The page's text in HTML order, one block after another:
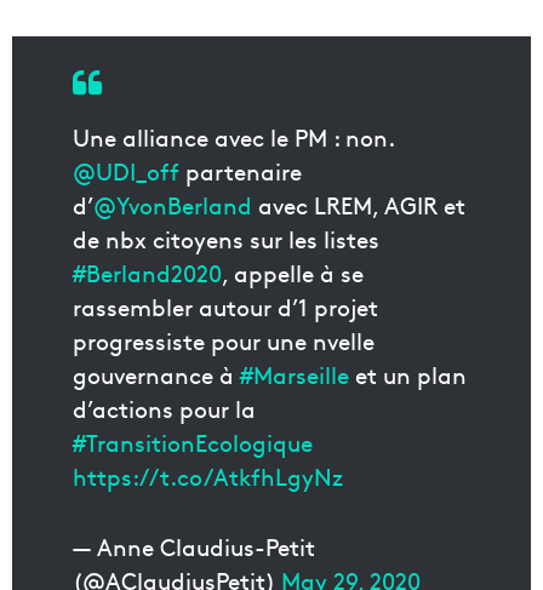
Une alliance avec le PM : non.
@UDI_off partenaire
d’@YvonBerland avec LREM, AGIR et
de nbx citoyens sur les listes
#Berland2020, appelle à se
rassembler autour d’1 projet
progressiste pour une nvelle
gouvernance à#Marseilleet un plan
d’actions pour la
#TransitionEcologique
https://t.co/AtkfhLgyNz
— Anne Claudius-Petit
(@AClaudiusPetit) May 29, 2020